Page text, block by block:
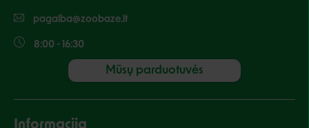
pagalba@zoobaze.lt
8:00 - 16:30
Mūsų parduotuvės